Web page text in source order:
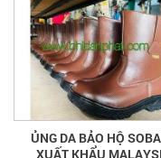
ỦNG DA BẢO HỘ
XUẤT KHẨU